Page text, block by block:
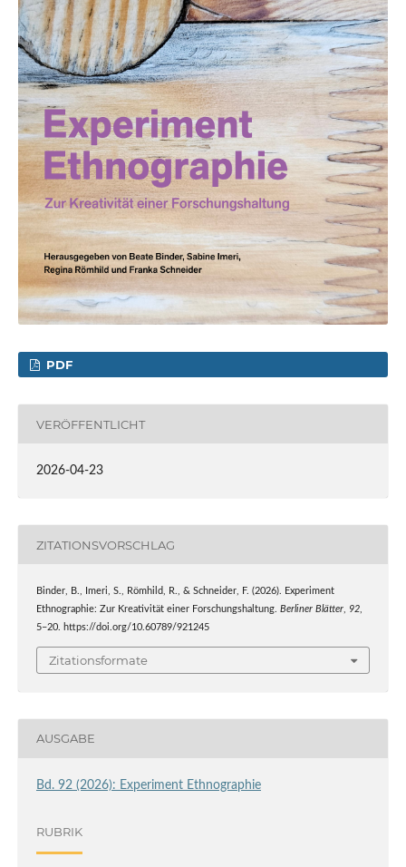
PDF
VERÖFFENTLICHT
2026-04-23
ZITATIONSVORSCHLAG
Binder, B., Imeri, S., Römhild, R., & Schneider, F. (2026). Experiment
Ethnographie: Zur Kreativität einer Forschungshaltung. Berliner Blätter, 92,
5–20. https://doi.org/10.60789/921245
Zitationsformate
AUSGABE
Bd. 92 (2026): Experiment Ethnographie
RUBRIK